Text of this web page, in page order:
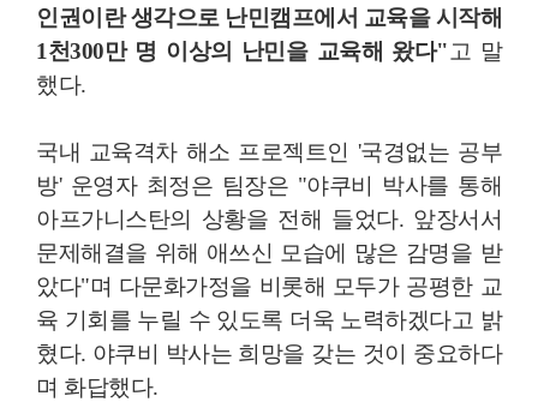
인권이란 생각으로 난민캠프에서 교육을 시작해
1천300만 명 이상의 난민을 교육해 왔다"고 말
했다.
국내 교육격차 해소 프로젝트인 '국경없는 공부
방' 운영자 최정은 팀장은 "야쿠비 박사를 통해
아프가니스탄의 상황을 전해 들었다. 앞장서서
문제해결을 위해 애쓰신 모습에 많은 감명을 받
았다"며 다문화가정을 비롯해 모두가 공평한 교
육 기회를 누릴 수 있도록 더욱 노력하겠다고 밝
혔다. 야쿠비 박사는 희망을 갖는 것이 중요하다
며 화답했다.